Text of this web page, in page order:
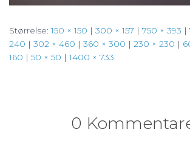
Størrelse:150 × 150 | 300 × 157 | 750 × 393 |
240 | 302 × 460 | 360 × 300 | 230 × 230 |
160 | 50 × 50 | 1400 × 733
0